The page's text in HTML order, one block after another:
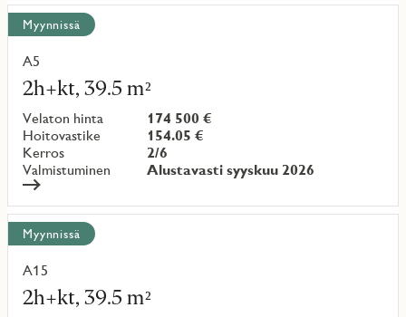
Näytä
kaikki
kohteet
Myynnissä
A5
2h+kt, 39.5 m²
Velaton hinta
174 500 €
Hoitovastike
154.05 €
Kerros
2/6
Valmistuminen
Alustavasti syyskuu 2026
Lue
lisää
kohteesta
Myynnissä
A15
2h+kt, 39.5 m²
Lue
lisää
kohteesta